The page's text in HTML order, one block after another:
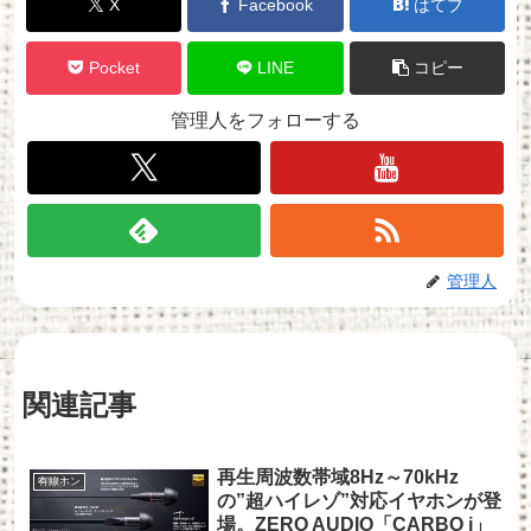
X Facebook はてブ
Pocket LINE コピー
管理人をフォローする
管理人
関連記事
有線ホン
再生周波数帯域8Hz～70kHz
の”超ハイレゾ”対応イヤホンが登
場。ZERO AUDIO「CARBO i」